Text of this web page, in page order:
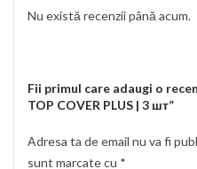
Nu există recenzii până acum.
Fii primul care adaugi o
TOP COVER PLUS | 3 шт”
Adresa ta de email nu va fi
sunt marcate cu *